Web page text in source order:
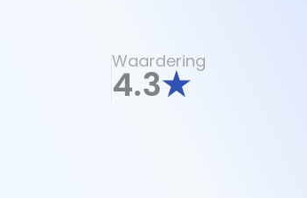
Waardering
4.3★